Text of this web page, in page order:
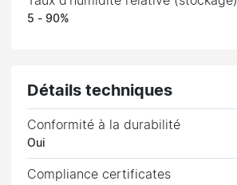
5 - 90%
Détails techniques
Conformité à la durabilité
Oui
Compliance certificates